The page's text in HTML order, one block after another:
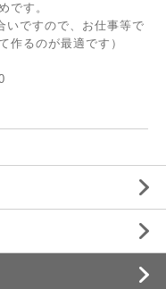
です。
いですので、お仕事等で
作るのが最適です）